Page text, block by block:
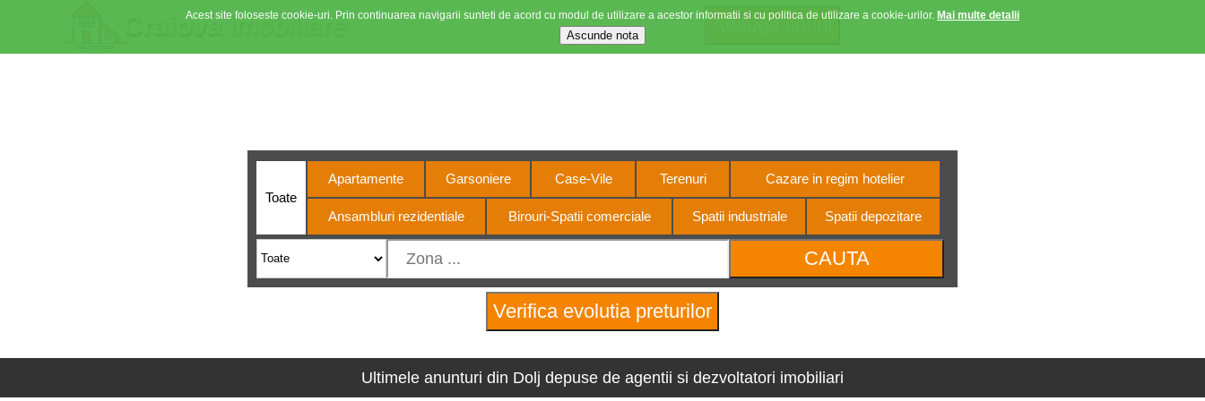
Craiovaimobiliare Contact
Anunturi favorite
Stiri imobiliare
Toate
Apartamente Garsoniere Case-Vile Terenuri Cazare in regim hotelier
Ansambluri rezidentiale Birouri-Spatii comerciale Spatii industriale Spatii depozitare
Ultimele anunturi din Dolj depuse de agentii si dezvoltatori imobiliari
Acest site foloseste cookie-uri. Prin continuarea navigarii sunteti de acord cu modul de utilizare a acestor informatii si cu politica de utilizare a cookie-urilor. Mai multe detalii